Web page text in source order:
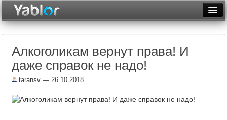
Неделя
Месяц
Алкоголикам вернут права! И
даже справок не надо!
taransv — 26.10.2018